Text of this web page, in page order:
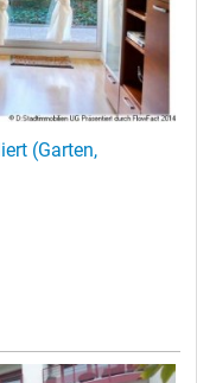
(Garten,